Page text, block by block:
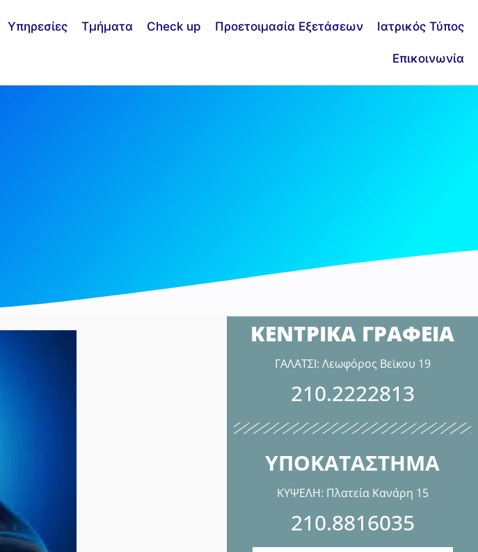
Υπηρεσίες Τμήματα Check up Προετοιμασία Εξετάσεων Ιατρικός Τύπος
Επικοινωνία
ΚΕΝΤΡΙΚΑ ΓΡΑΦΕΙΑ
ΓΑΛΑΤΣΙ: Λεωφόρος Βεϊκου 19
210.2222813
ΥΠΟΚΑΤΑΣΤΗΜΑ
ΚΥΨΕΛΗ: Πλατεία Κανάρη 15
210.8816035